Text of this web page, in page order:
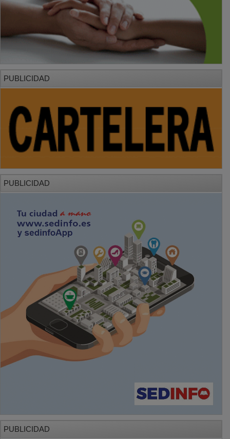
PUBLICIDAD
PUBLICIDAD
PUBLICIDAD